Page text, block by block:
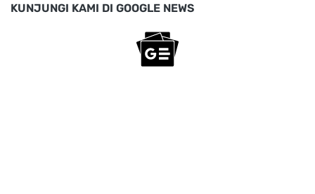
KUNJUNGI KAMI DI GOOGLE NEWS